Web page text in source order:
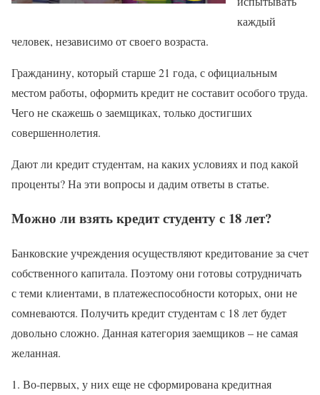
каждый
человек, независимо от своего возраста.
Гражданину, который старше 21 года, с официальным
местом работы, оформить кредит не составит особого труда.
Чего не скажешь о заемщиках, только достигших
совершеннолетия.
Дают ли кредит студентам, на каких условиях и под какой
проценты? На эти вопросы и дадим ответы в статье.
Можно ли взять кредит студенту с 18 лет?
Банковские учреждения осуществляют кредитование за счет
собственного капитала. Поэтому они готовы сотрудничать
с теми клиентами, в платежеспособности которых, они не
сомневаются. Получить кредит студентам с 18 лет будет
довольно сложно. Данная категория заемщиков – не самая
желанная.
Во-первых, у них еще не сформирована кредитная